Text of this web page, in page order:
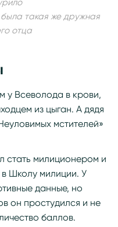
была такая же дружная
отца
у Всеволода в крови,
из цыган. А дядя
мстителей»
стать милиционером и
в Школу милиции. У
данные, но
он простудился и не
баллов.